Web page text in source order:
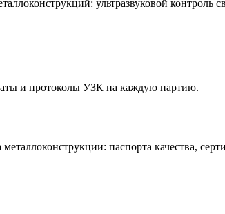
и протоколы УЗК на каждую партию.